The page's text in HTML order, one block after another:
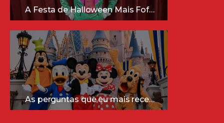
A Festa de Halloween Mais Fofa da Disney Está Chegando!
As perguntas que eu mais recebo sobre a Disney (e as respostas mais sinceras!)